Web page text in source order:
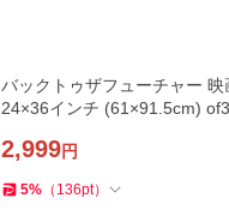
バックトゥザフューチャー 映
24×36インチ (61×91.5cm) of3
2,999円
5% （ 136pt）